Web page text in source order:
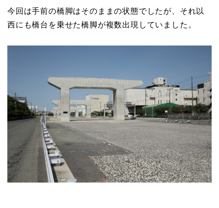
今回は手前の橋脚はそのままの状態でしたが、それ以
西にも橋台を乗せた橋脚が複数出現していました。